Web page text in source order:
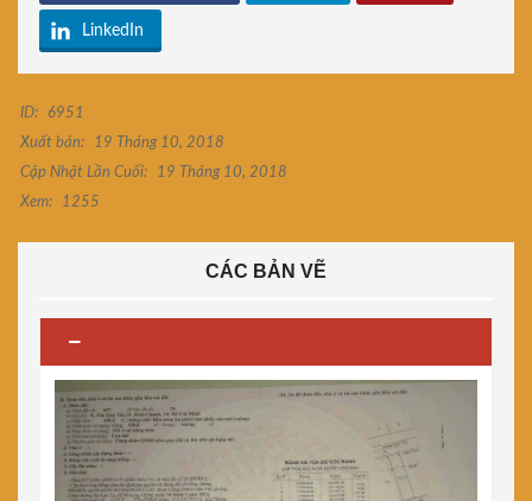
LinkedIn
ID:
6951
Xuất bản:
19 Tháng 10, 2018
Cập Nhật Lần Cuối:
19 Tháng 10, 2018
Xem:
1255
CÁC BẢN VẼ